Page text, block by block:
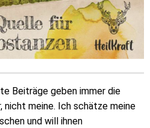
Beiträge geben immer die
nicht meine. Ich schätze meine
und will ihnen